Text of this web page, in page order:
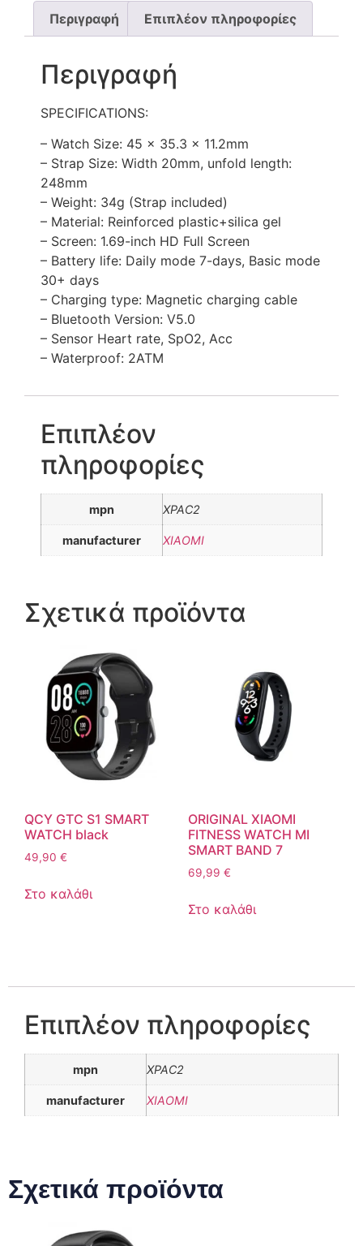
Περιγραφή Επιπλέον πληροφορίες
Περιγραφή
SPECIFICATIONS:
– Watch Size: 45 x 35.3 x 11.2mm
– Strap Size: Width 20mm, unfold length:
248mm
– Weight: 34g (Strap included)
– Material: Reinforced plastic+silica gel
– Screen: 1.69-inch HD Full Screen
– Battery life: Daily mode 7-days, Basic mode
30+ days
– Charging type: Magnetic charging cable
– Bluetooth Version: V5.0
– Sensor Heart rate, SpO2, Acc
– Waterproof: 2ATM
Επιπλέον
πληροφορίες
mpn XPAC2
manufacturer XIAOMI
Σχετικά προϊόντα
QCY GTC S1 SMART
WATCH black
49,90 €
Στο καλάθι
ORIGINAL XIAOMI
FITNESS WATCH MI
SMART BAND 7
69,99 €
Στο καλάθι
Επιπλέον πληροφορίες
mpn XPAC2
manufacturer XIAOMI
Σχετικά προϊόντα